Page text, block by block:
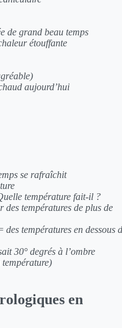
de grand beau temps
étouffante
aujourd’hui
se rafraîchit
température fait-il ?
des températures de plus de
des températures en dessous
30° degrés à l’ombre
en